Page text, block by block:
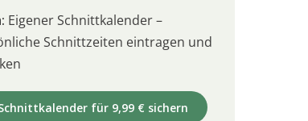
Eigener Schnittkalender –
Schnittzeiten eintragen und
für 9,99 € sichern